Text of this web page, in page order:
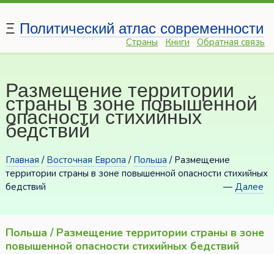
Ξ Политический атлас современности
Страны Книги Обратная связь
Размещение территории
страны в зоне повышенной
опасности стихийных
бедствий
Главная / Восточная Европа / Польша / Размещение
территории страны в зоне повышенной опасности стихийных
бедствий
—Далее
Польша / Размещение территории страны в зоне
повышенной опасности стихийных бедствий